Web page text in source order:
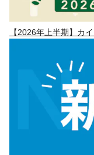
【2026年上半期】カ